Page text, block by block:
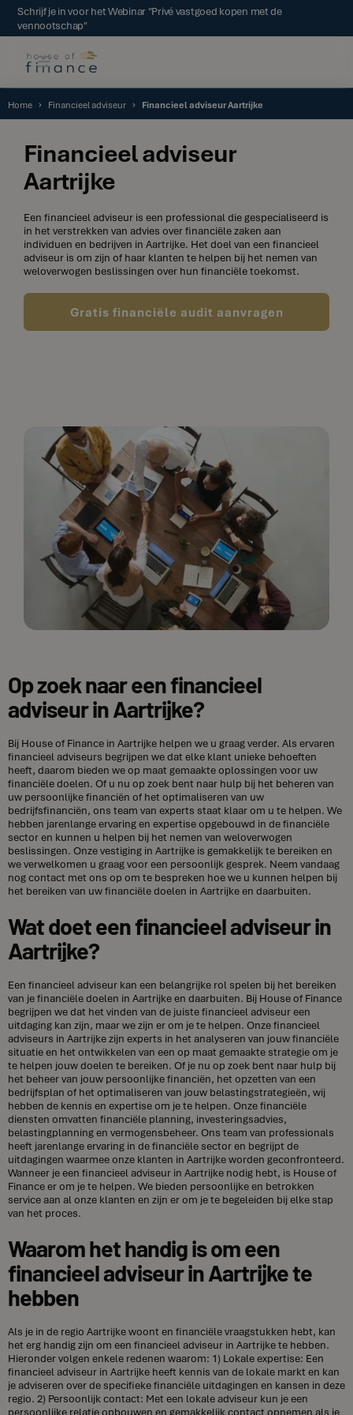
Schrijf je in voor het Webinar "Privé vastgoed kopen met de
vennootschap"
Home Financieel adviseur Financieel adviseur Aartrijke
Financieel adviseur
Aartrijke
Een financieel adviseur is een professional die gespecialiseerd is
in het verstrekken van advies over financiële zaken aan
individuen en bedrijven in Aartrijke. Het doel van een financieel
adviseur is om zijn of haar klanten te helpen bij het nemen van
weloverwogen beslissingen over hun financiële toekomst.
Gratis financiële audit aanvragen
Op zoek naar een financieel
adviseur in Aartrijke?
Bij House of Finance in Aartrijke helpen we u graag verder. Als ervaren
financieel adviseurs begrijpen we dat elke klant unieke behoeften
heeft, daarom bieden we op maat gemaakte oplossingen voor uw
financiële doelen. Of u nu op zoek bent naar hulp bij het beheren van
uw persoonlijke financiën of het optimaliseren van uw
bedrijfsfinanciën, ons team van experts staat klaar om u te helpen. We
hebben jarenlange ervaring en expertise opgebouwd in de financiële
sector en kunnen u helpen bij het nemen van weloverwogen
beslissingen. Onze vestiging in Aartrijke is gemakkelijk te bereiken en
we verwelkomen u graag voor een persoonlijk gesprek. Neem vandaag
nog contact met ons op om te bespreken hoe we u kunnen helpen bij
het bereiken van uw financiële doelen in Aartrijke en daarbuiten.
Wat doet een financieel adviseur in
Aartrijke?
Een financieel adviseur kan een belangrijke rol spelen bij het bereiken
van je financiële doelen in Aartrijke en daarbuiten. Bij House of Finance
begrijpen we dat het vinden van de juiste financieel adviseur een
uitdaging kan zijn, maar we zijn er om je te helpen. Onze financieel
adviseurs in Aartrijke zijn experts in het analyseren van jouw financiële
situatie en het ontwikkelen van een op maat gemaakte strategie om je
te helpen jouw doelen te bereiken. Of je nu op zoek bent naar hulp bij
het beheer van jouw persoonlijke financiën, het opzetten van een
bedrijfsplan of het optimaliseren van jouw belastingstrategieën, wij
hebben de kennis en expertise om je te helpen. Onze financiële
diensten omvatten financiële planning, investeringsadvies,
belastingplanning en vermogensbeheer. Ons team van professionals
heeft jarenlange ervaring in de financiële sector en begrijpt de
uitdagingen waarmee onze klanten in Aartrijke worden geconfronteerd.
Wanneer je een financieel adviseur in Aartrijke nodig hebt, is House of
Finance er om je te helpen. We bieden persoonlijke en betrokken
service aan al onze klanten en zijn er om je te begeleiden bij elke stap
van het proces.
Waarom het handig is om een
financieel adviseur in Aartrijke te
hebben
Als je in de regio Aartrijke woont en financiële vraagstukken hebt, kan
het erg handig zijn om een financieel adviseur in Aartrijke te hebben.
Hieronder volgen enkele redenen waarom: 1) Lokale expertise: Een
financieel adviseur in Aartrijke heeft kennis van de lokale markt en kan
je adviseren over de specifieke financiële uitdagingen en kansen in deze
regio. 2) Persoonlijk contact: Met een lokale adviseur kun je een
persoonlijke relatie opbouwen en gemakkelijk contact opnemen als je